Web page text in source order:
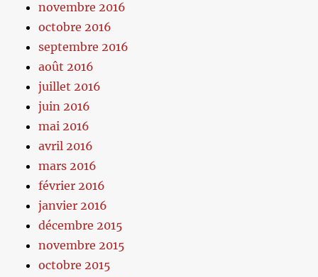
novembre 2016
octobre 2016
septembre 2016
août 2016
juillet 2016
juin 2016
mai 2016
avril 2016
mars 2016
février 2016
janvier 2016
décembre 2015
novembre 2015
octobre 2015